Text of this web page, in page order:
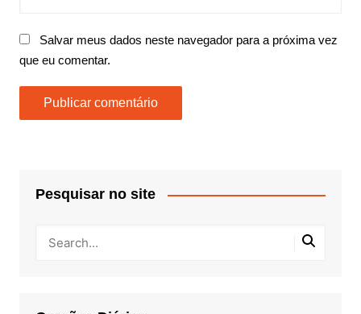
Salvar meus dados neste navegador para a próxima vez
que eu comentar.
Pesquisar no site